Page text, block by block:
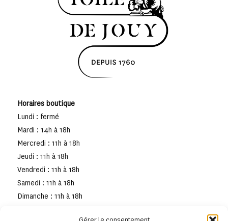
Horaires boutique
Lundi : fermé
Mardi : 14h à 18h
Mercredi : 11h à 18h
Jeudi : 11h à 18h
Vendredi : 11h à 18h
Samedi : 11h à 18h
Dimanche : 11h à 18h